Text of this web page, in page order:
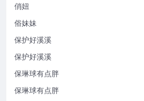
俏妞
俗妹妹
保护好溪溪
保护好溪溪
保琳球有点胖
保琳球有点胖